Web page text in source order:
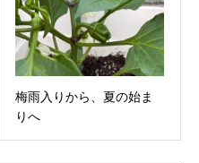
梅雨入りから、夏の始ま
りへ